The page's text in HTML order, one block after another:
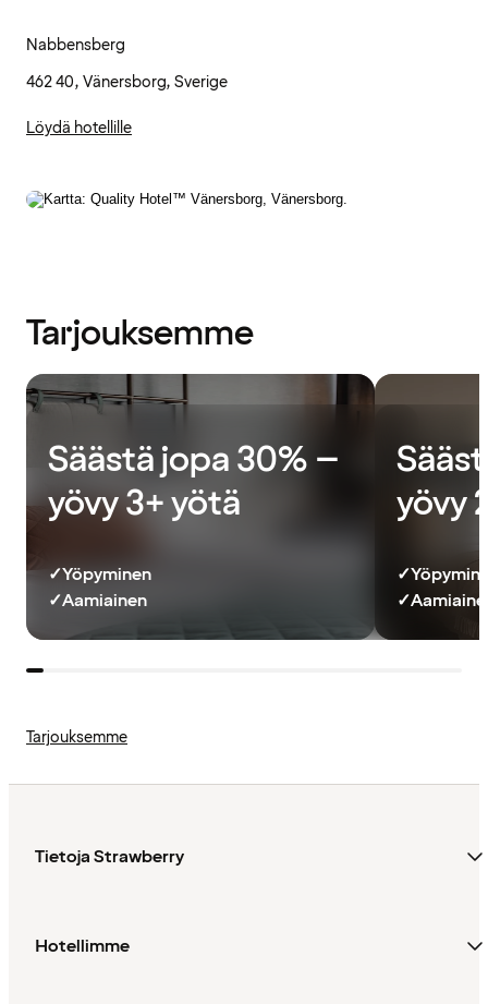
Nabbensberg
462 40, Vänersborg, Sverige
Löydä hotellille
Tarjouksemme
Säästä jopa 30% –
yövy 3+ yötä
✓Yöpyminen
✓Aamiainen
yövy
✓
✓
Tarjouksemme
Tietoja Strawberry
Hotellimme